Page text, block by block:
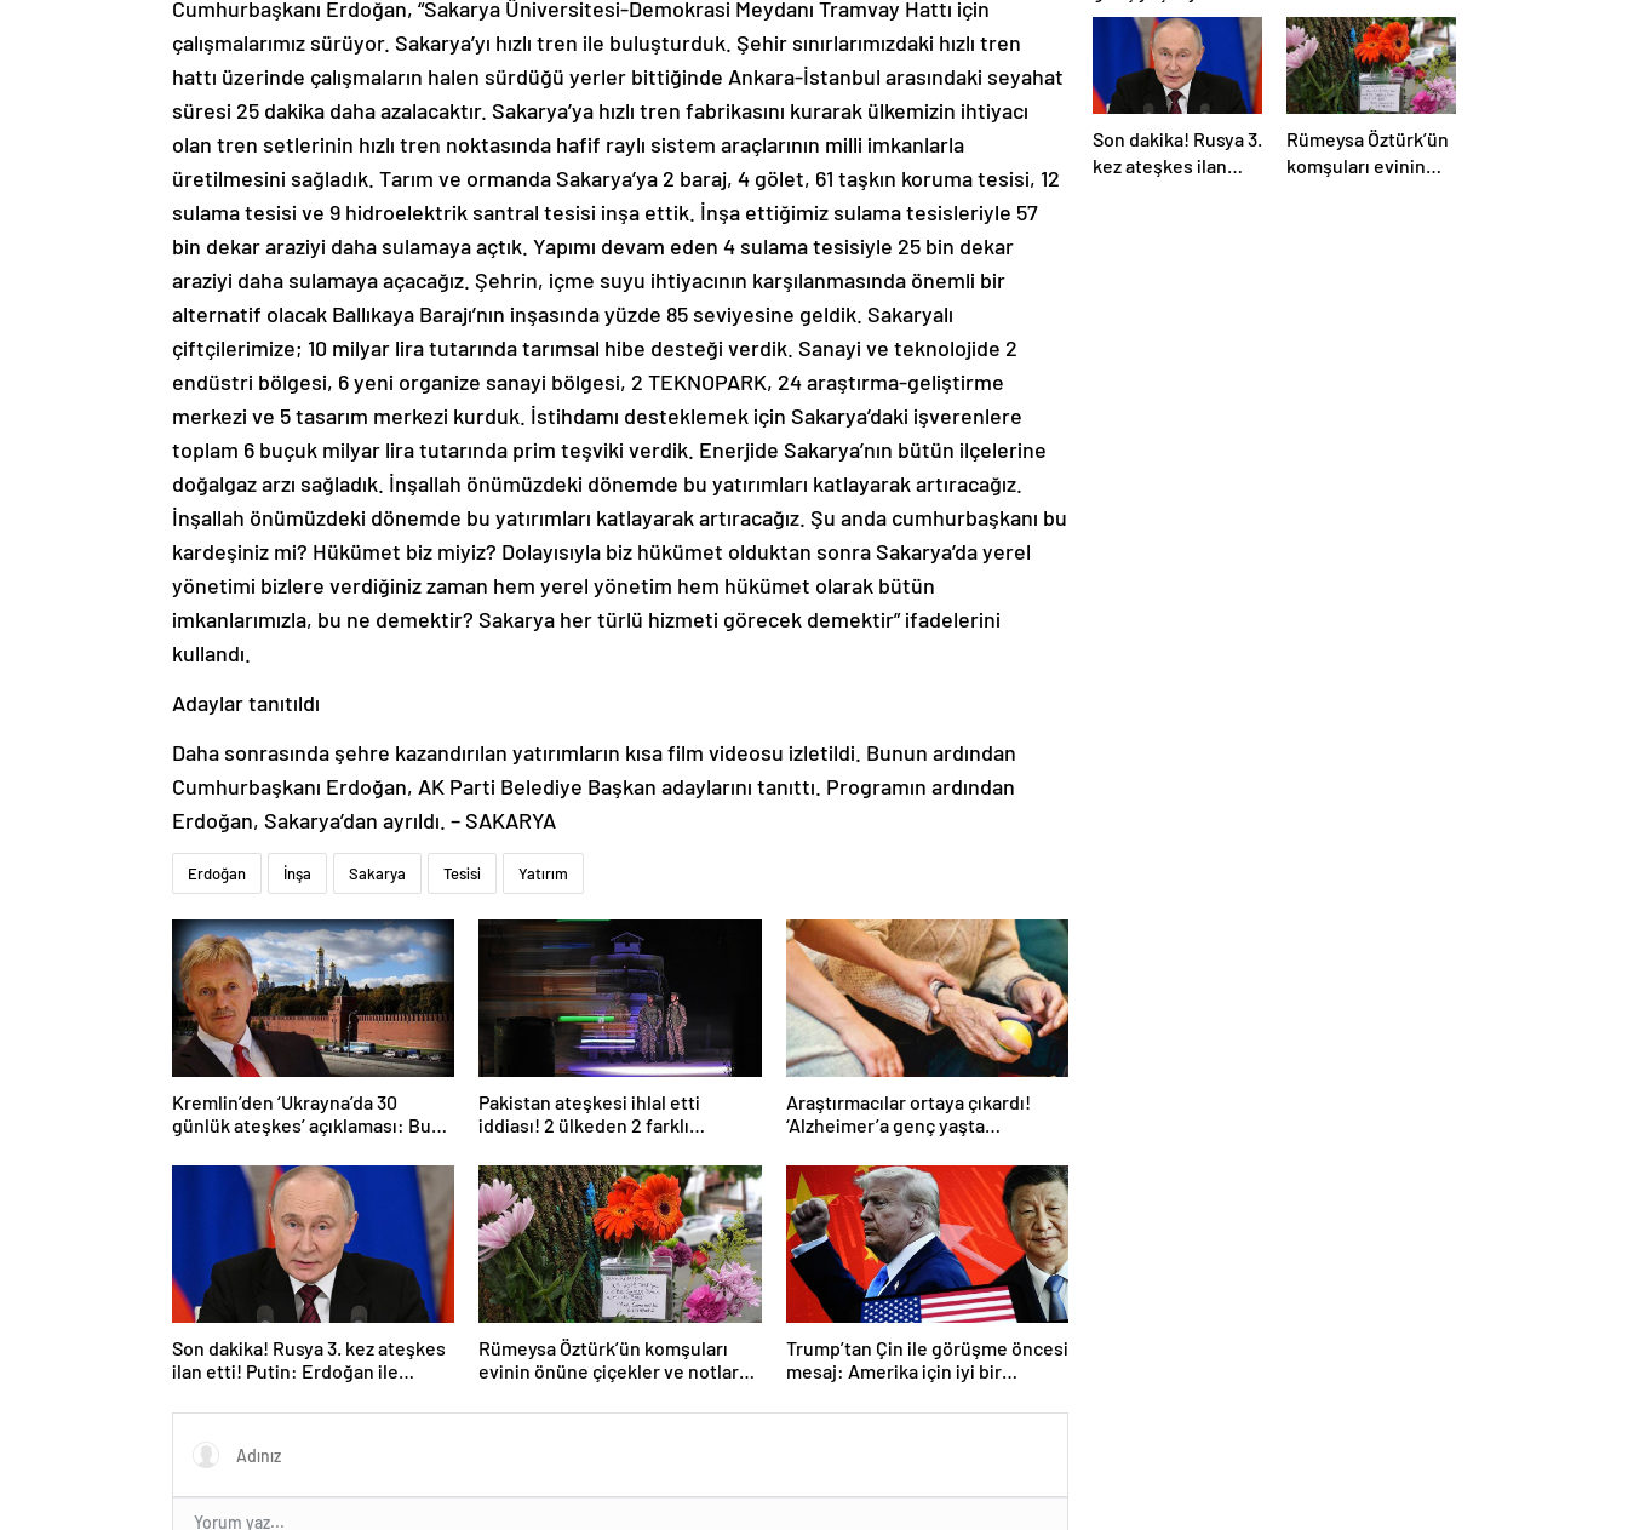
çalışmalarımız sürüyor. Sakarya’yı hızlı tren ile buluşturduk. Şehir sınırlarımızdaki hızlı tren
hattı üzerinde çalışmaların halen sürdüğü yerler bittiğinde Ankara-İstanbul arasındaki seyahat
süresi 25 dakika daha azalacaktır. Sakarya’ya hızlı tren fabrikasını kurarak ülkemizin ihtiyacı
olan tren setlerinin hızlı tren noktasında hafif raylı sistem araçlarının milli imkanlarla
üretilmesini sağladık. Tarım ve ormanda Sakarya’ya 2 baraj, 4 gölet, 61 taşkın koruma tesisi, 12
sulama tesisi ve 9 hidroelektrik santral tesisi inşa ettik. İnşa ettiğimiz sulama tesisleriyle 57
bin dekar araziyi daha sulamaya açtık. Yapımı devam eden 4 sulama tesisiyle 25 bin dekar
araziyi daha sulamaya açacağız. Şehrin, içme suyu ihtiyacının karşılanmasında önemli bir
alternatif olacak Ballıkaya Barajı’nın inşasında yüzde 85 seviyesine geldik. Sakaryalı
çiftçilerimize; 10 milyar lira tutarında tarımsal hibe desteği verdik. Sanayi ve teknolojide 2
endüstri bölgesi, 6 yeni organize sanayi bölgesi, 2 TEKNOPARK, 24 araştırma-geliştirme
merkezi ve 5 tasarım merkezi kurduk. İstihdamı desteklemek için Sakarya’daki işverenlere
toplam 6 buçuk milyar lira tutarında prim teşviki verdik. Enerjide Sakarya’nın bütün ilçelerine
doğalgaz arzı sağladık. İnşallah önümüzdeki dönemde bu yatırımları katlayarak artıracağız.
İnşallah önümüzdeki dönemde bu yatırımları katlayarak artıracağız. Şu anda cumhurbaşkanı bu
kardeşiniz mi? Hükümet biz miyiz? Dolayısıyla biz hükümet olduktan sonra Sakarya’da yerel
yönetimi bizlere verdiğiniz zaman hem yerel yönetim hem hükümet olarak bütün
imkanlarımızla, bu ne demektir? Sakarya her türlü hizmeti görecek demektir” ifadelerini
kullandı.
Cumhurbaşkanı Erdoğan, AK Parti Belediye Başkan adaylarını tanıttı. Programın ardından
Erdoğan, Sakarya’dan ayrıldı. – SAKARYA
Erdoğan İnşa Sakarya Tesisi Yatırım
Kremlin’den ‘Ukrayna’da 30
günlük ateşkes’ açıklaması: Bunu
iyice düşünmeliyiz
Pakistan ateşkesi ihlal etti
iddiası! 2 ülkeden 2 farklı
açıklama
Araştırmacılar ortaya çıkardı!
‘Alzheimer’a genç yaşta
yakalanabilirsiniz’
Son dakika! Rusya 3. kez ateşkes
ilan etti! Putin: Erdoğan ile
görüşme gerçekleştireceğiz
Rümeysa Öztürk’ün komşuları
evinin önüne çiçekler ve notlar
bıraktı
Trump’tan Çin ile görüşme öncesi
mesaj: Amerika için iyi bir
anlaşma yapmalıyız
Son dakika! Rusya 3.
kez ateşkes ilan
etti! Putin: Erdoğan
Rümeysa Öztürk’ün
komşuları evinin
önüne çiçekler ve